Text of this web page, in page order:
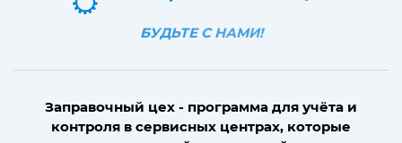
БУДЬТЕ С НАМИ!
Заправочный цех - программа для учёта и
контроля в сервисных центрах, которые